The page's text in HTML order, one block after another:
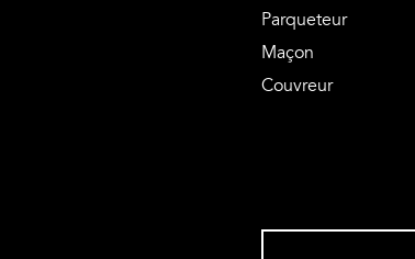
Parqueteur
Maçon
Couvreur